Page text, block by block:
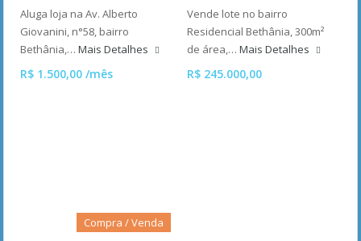
Aluga loja na Av. Alberto
Giovanini, n°58, bairro
Bethânia,… Mais Detalhes
R$ 1.500,00 /mês
Vende lote no bairro
Residencial Bethânia, 300m²
de área,… Mais Detalhes
R$ 245.000,00
Compra / Venda